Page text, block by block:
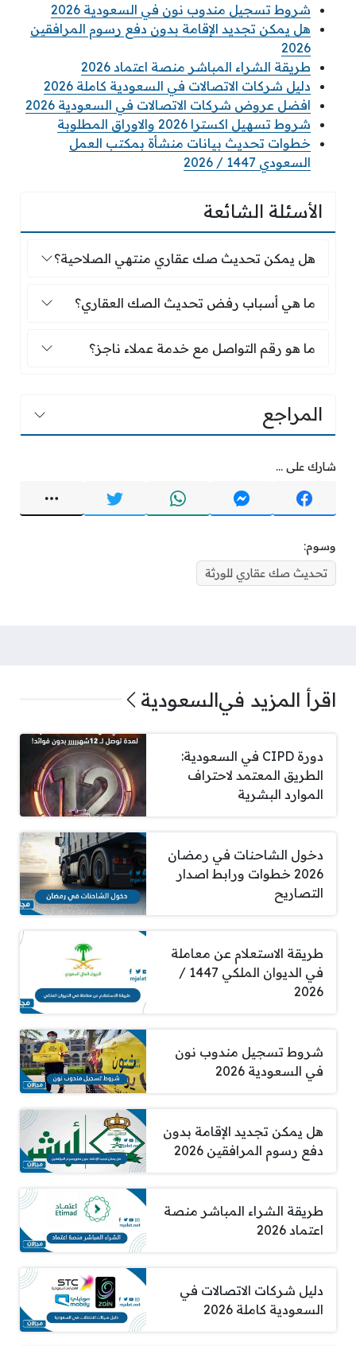
شروط تسجيل مندوب نون في السعودية 2026
هل يمكن تجديد الإقامة بدون دفع رسوم المرافقين
2026
طريقة الشراء المباشر منصة اعتماد 2026
دليل شركات الاتصالات في السعودية كاملة 2026
افضل عروض شركات الاتصالات في السعودية 2026
شروط تسهيل اكسترا 2026 والاوراق المطلوبة
خطوات تحديث بيانات منشأة بمكتب العمل
السعودي 1447 / 2026
الأسئلة الشائعة
هل يمكن تحديث صك عقاري منتهي الصلاحية؟
هل يمكن تحديث صك عقاري منتهي الصلاحية؟
ما هي أسباب رفض تحديث الصك العقاري؟
ما هي أسباب رفض تحديث الصك العقاري؟
ما هو رقم التواصل مع خدمة عملاء ناجز؟
ما هو رقم التواصل مع خدمة عملاء ناجز؟
المراجع
شارك على ...
وسوم:
تحديث صك عقاري للورثة
اقرأ المزيد فيالسعودية
دورة CIPD في السعودية:
الطريق المعتمد لاحتراف
الموارد البشرية
دخول الشاحنات في رمضان
2026 خطوات ورابط اصدار
التصاريح
طريقة الاستعلام عن معاملة
في الديوان الملكي 1447 /
2026
شروط تسجيل مندوب نون
في السعودية 2026
هل يمكن تجديد الإقامة بدون
دفع رسوم المرافقين 2026
طريقة الشراء المباشر منصة
اعتماد 2026
دليل شركات الاتصالات في
السعودية كاملة 2026